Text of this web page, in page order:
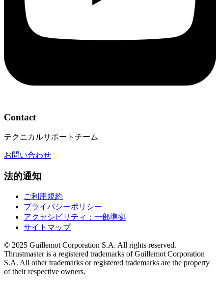
Contact
テクニカルサポートチーム
お問い合わせ
法的通知
ご利用規約
プライバシーポリシー
アクセシビリティ：一部準拠
サイトマップ
© 2025 Guillemot Corporation S.A. All rights reserved.
Thrustmaster is a registered trademarks of Guillemot Corporation
S.A. All other trademarks or registered trademarks are the property
of their respective owners.